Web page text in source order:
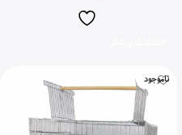
ناموجود